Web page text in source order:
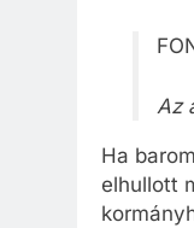
Az
Ha
elhullott